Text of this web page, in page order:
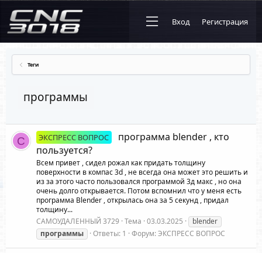
Вход Регистрация
Теги
программы
С ЭКСПРЕСС ВОПРОС
программа blender , кто
пользуется?
Всем привет , сидел рожал как придать толщину
поверхности в компас 3d , не всегда она может это решить и
из за этого часто пользовался программой 3д макс , но она
очень долго открывается. Потом вспомнил что у меня есть
программа Blender , открылась она за 5 секунд , придал
толщину...
САМОУДАЛЕННЫЙ 3729 Тема 03.03.2025
blender
программы
Ответы: 1 Форум:ЭКСПРЕСС ВОПРОС